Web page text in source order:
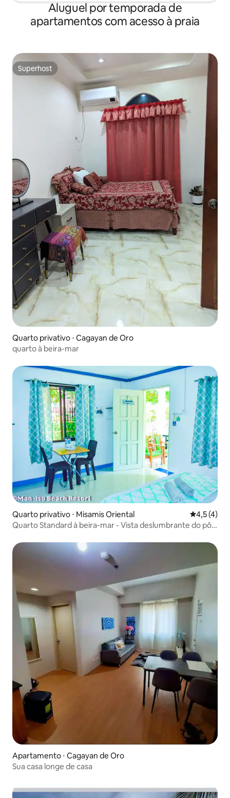
Aluguel por temporada de
apartamentos com acesso à praia
Superhost
Superhost
Quarto privativo ⋅ Cagayan de Oro
quarto à beira-mar
Quarto privativo ⋅ Misamis Oriental 4,5 de
4,5 (4)
Quarto Standard à beira-mar - Vista deslumbrante do pôr
Apartamento ⋅ Cagayan de Oro
Sua casa longe de casa